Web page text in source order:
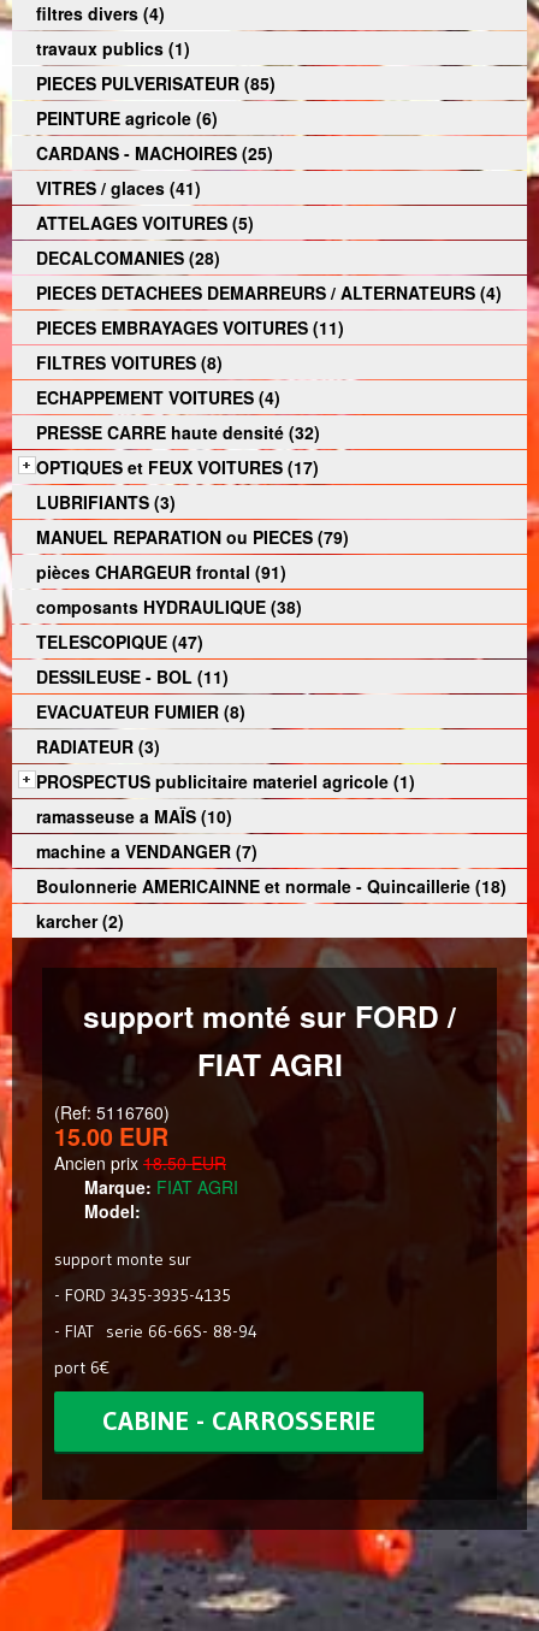
filtres divers (4)
travaux publics (1)
PIECES PULVERISATEUR (85)
PEINTURE agricole (6)
CARDANS - MACHOIRES (25)
VITRES / glaces (41)
ATTELAGES VOITURES (5)
DECALCOMANIES (28)
PIECES DETACHEES DEMARREURS / ALTERNATEURS (4)
PIECES EMBRAYAGES VOITURES (11)
FILTRES VOITURES (8)
ECHAPPEMENT VOITURES (4)
PRESSE CARRE haute densité (32)
OPTIQUES et FEUX VOITURES (17)
LUBRIFIANTS (3)
MANUEL REPARATION ou PIECES (79)
pièces CHARGEUR frontal (91)
composants HYDRAULIQUE (38)
TELESCOPIQUE (47)
DESSILEUSE - BOL (11)
EVACUATEUR FUMIER (8)
RADIATEUR (3)
PROSPECTUS publicitaire materiel agricole (1)
ramasseuse a MAÏS (10)
machine a VENDANGER (7)
Boulonnerie AMERICAINNE et normale - Quincaillerie (18)
karcher (2)
support monté sur FORD /
FIAT AGRI
(Ref: 5116760)
15.00 EUR
Ancien prix 18.50 EUR
Marque: FIAT AGRI
Model:
support monte sur
- FORD 3435-3935-4135
- FIAT serie 66-66S- 88-94
port 6€
CABINE - CARROSSERIE